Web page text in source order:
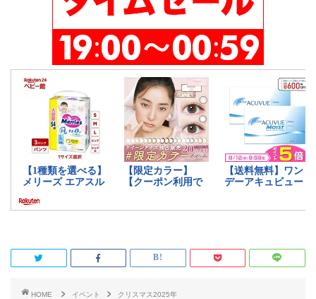
HOME イベント
クリスマス2025年